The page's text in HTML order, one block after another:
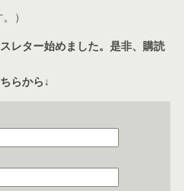
）
レター始めました。是非、購読
らから↓